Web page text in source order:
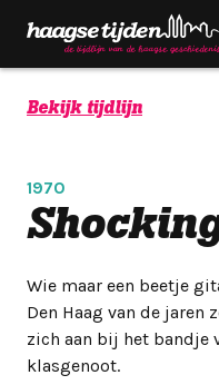
Bekijk tijdlijn
1970
Wie maar een beetje
Den Haag van de jaren
zich aan bij het bandje
klasgenoot.